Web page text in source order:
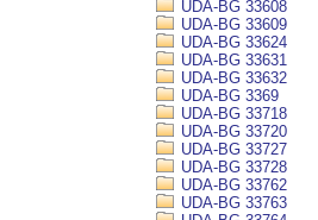
UDA-BG 33608
UDA-BG 33609
UDA-BG 33624
UDA-BG 33631
UDA-BG 33632
UDA-BG 3369
UDA-BG 33718
UDA-BG 33720
UDA-BG 33727
UDA-BG 33728
UDA-BG 33762
UDA-BG 33763